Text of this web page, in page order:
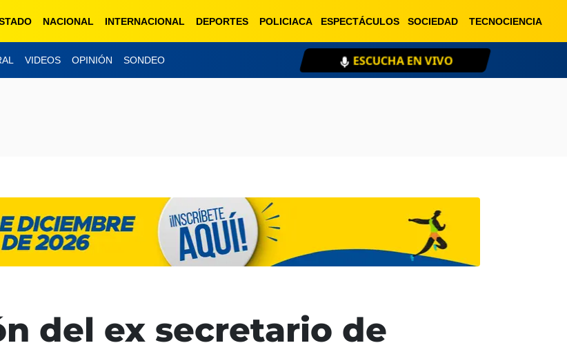
NACIONAL INTERNACIONAL DEPORTES POLICIACA ESPECTÁCULOS SOCIEDAD TECNOCIENCIA
VIDEOS OPINIÓN SONDEO ESCUCHA EN VIVO
del ex secretario de